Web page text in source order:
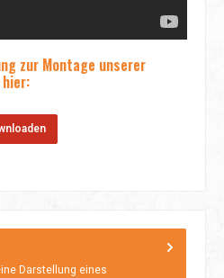
zur Montage unserer
hier:
Darstellung eines